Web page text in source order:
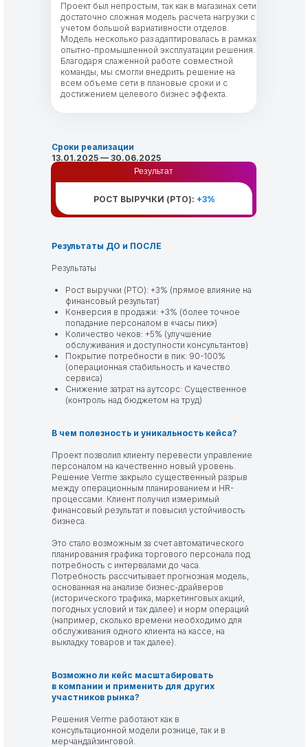
Сроки реализации
13.01.2025 — 30.06.2025
Результаты ДО и ПОСЛЕ
Результаты
Рост выручки (РТО): +3% (прямое влияние на
финансовый результат)
Конверсия в продажи: +3% (более точное
попадание персоналом в «часы пик»)
Количество чеков: +5% (улучшение
обслуживания и доступности консультантов)
Покрытие потребности в пик: 90-100%
(операционная стабильность и качество
сервиса)
Снижение затрат на аутсорс: Существенное
(контроль над бюджетом на труд)
В чем полезность и уникальность кейса?
Проект позволил клиенту перевести управление
персоналом на качественно новый уровень.
Решение Verme закрыло существенный разрыв
между операционным планированием и HR-
процессами. Клиент получил измеримый
финансовый результат и повысил устойчивость
бизнеса.
Это стало возможным за счет автоматического
планирования графика торгового персонала под
потребность с интервалами до часа.
Потребность рассчитывает прогнозная модель,
основанная на анализе бизнес-драйверов
(исторического трафика, маркетинговых акций,
погодных условий и так далее) и норм операций
(например, сколько времени необходимо для
обслуживания одного клиента на кассе, на
выкладку товаров и так далее).
Возможно ли кейс масштабировать
в компании и применить для других
участников рынка?
Решения Verme работают как в
консультационной модели рознице, так и в
мерчандайзинговой.
Проект был непростым, так как в магазинах сети
достаточно сложная модель расчета нагрузки с
учетом большой вариативности отделов.
Модель несколько раз адаптировалась в рамках
опытно-промышленной эксплуатации решения.
Благодаря слаженной работе совместной
команды, мы смогли внедрить решение на
всем объеме сети в плановые сроки и с
достижением целевого бизнес эффекта.
Результат
РОСТ ВЫРУЧКИ (РТО): +3%